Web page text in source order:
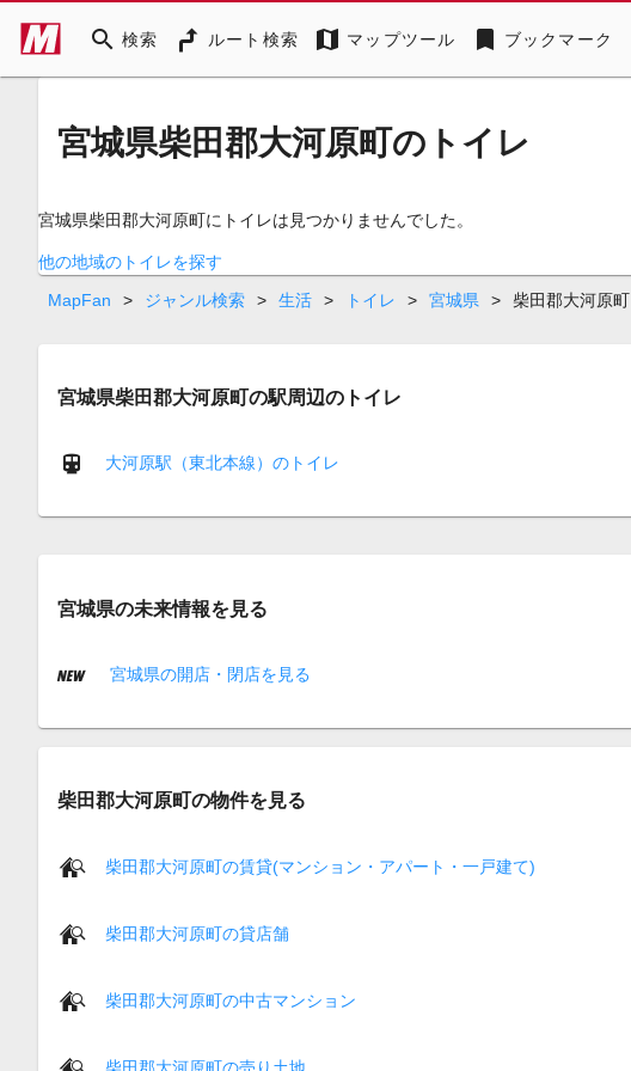
search 検索 ルート検索 map マップツール bookmark ブックマーク
宮城県柴田郡大河原町のトイレ
宮城県柴田郡大河原町にトイレは見つかりませんでした。
他の地域のトイレを探す
MapFan
> ジャンル検索 > 生活 > トイレ > 宮城県 > 柴田郡大河原町
宮城県柴田郡大河原町の駅周辺のトイレ
大河原駅（東北本線）のトイレ
宮城県の未来情報を見る
宮城県の開店・閉店を見る
柴田郡大河原町の物件を見る
柴田郡大河原町の賃貸(マンション・アパート・一戸建て)
柴田郡大河原町の貸店舗
柴田郡大河原町の中古マンション
柴田郡大河原町の売り土地